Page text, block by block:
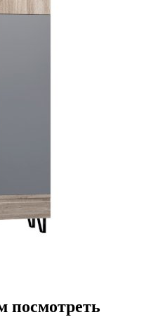
посмотреть